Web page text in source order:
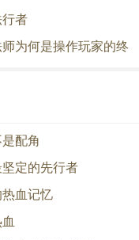
者
为何是操作玩家的终
配角
定的先行者
血记忆